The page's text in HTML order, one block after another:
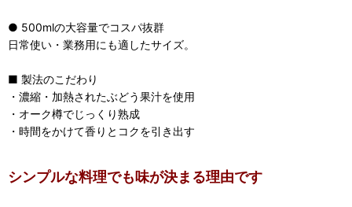
● 500mlの大容量でコスパ抜群
日常使い・業務用にも適したサイズ。
■ 製法のこだわり
・濃縮・加熱されたぶどう果汁を使用
・オーク樽でじっくり熟成
・時間をかけて香りとコクを引き出す
シンプルな料理でも味が決まる理由です